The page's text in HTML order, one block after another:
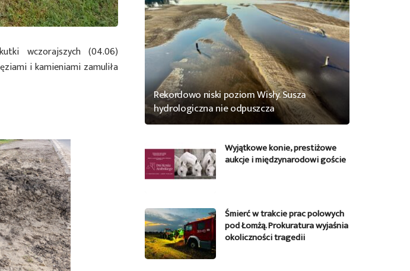
wczorajszych (04.06)
i kamieniami zamuliła
Rekordowo niski poziom Wisły. Susza
hydrologiczna nie odpuszcza
Wyjątkowe konie, prestiżowe
aukcje i międzynarodowi goście
Śmierć w trakcie prac polowych
pod Łomżą. Prokuratura wyjaśnia
okoliczności tragedii